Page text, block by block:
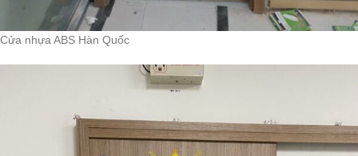
Cửa nhựa ABS Hàn Quốc